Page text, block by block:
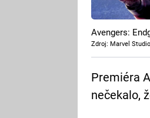
Avengers:
Zdroj: Marvel
Premiéra
nečekalo,